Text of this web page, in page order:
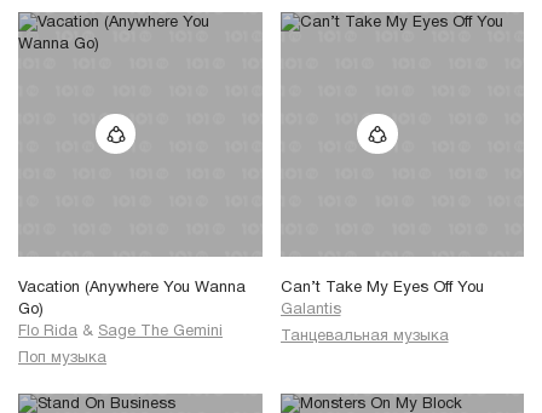
Vacation (Anywhere You Wanna
Go)
Flo Rida & Sage The Gemini
Поп музыка
Can’t Take My Eyes Off You
Galantis
Танцевальная музыка